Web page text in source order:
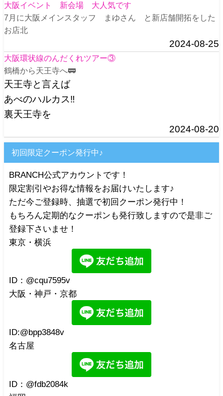
大阪イベント 新会場 大人気です
7月に大阪メインスタッフ まゆさん と新店舗開拓をした
お店北
2024-08-25
大阪環状線のんだくれツアー③
鶴橋から天王寺へ🚃
天王寺と言えば
あべのハルカス‼️
裏天王寺を
2024-08-20
初回限定クーポン発行中♪
BRANCH公式アカウントです！
限定割引やお得な情報をお届けいたします♪
ただ今ご登録時、抽選で初回クーポン発行中！
もちろん定期的なクーポンも発行致しますので是非ご
登録下さいませ！
東京・横浜
ID：@cqu7595v
大阪・神戸・京都
ID:@bpp3848v
名古屋
ID：@fdb2084k